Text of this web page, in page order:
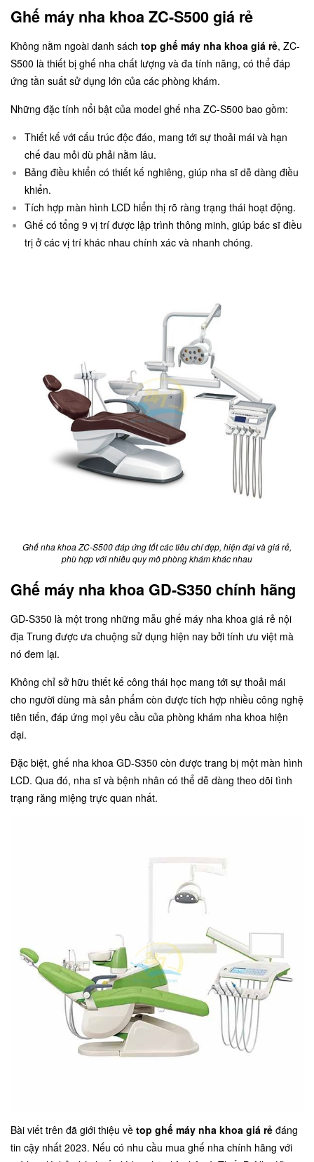
Ghế máy nha khoa ZC-S500 giá rẻ
Không nằm ngoài danh sách top ghế máy nha khoa giá rẻ, ZC-
S500 là thiết bị ghế nha chất lượng và đa tính năng, có thể đáp
ứng tần suất sử dụng lớn của các phòng khám.
Những đặc tính nổi bật của model ghế nha ZC-S500 bao gồm:
Thiết kế với cấu trúc độc đáo, mang tới sự thoải mái và hạn
chế đau mỏi dù phải nằm lâu.
Bảng điều khiển có thiết kế nghiêng, giúp nha sĩ dễ dàng điều
khiển.
Tích hợp màn hình LCD hiển thị rõ ràng trạng thái hoạt động.
Ghế có tổng 9 vị trí được lập trình thông minh, giúp bác sĩ điều
trị ở các vị trí khác nhau chính xác và nhanh chóng.
Ghế nha khoa ZC-S500 đáp ứng tốt các tiêu chí đẹp, hiện đại và giá rẻ,
phù hợp với nhiều quy mô phòng khám khác nhau
Ghế máy nha khoa GD-S350 chính hãng
GD-S350 là một trong những mẫu ghế máy nha khoa giá rẻ nội
địa Trung được ưa chuộng sử dụng hiện nay bởi tính ưu việt mà
nó đem lại.
Không chỉ sở hữu thiết kế công thái học mang tới sự thoải mái
cho người dùng mà sản phẩm còn được tích hợp nhiều công nghệ
tiên tiến, đáp ứng mọi yêu cầu của phòng khám nha khoa hiện
đại.
Đặc biệt, ghế nha khoa GD-S350 còn được trang bị một màn hình
LCD. Qua đó, nha sĩ và bệnh nhân có thể dễ dàng theo dõi tình
trạng răng miệng trực quan nhất.
Bài viết trên đã giới thiệu về top ghế máy nha khoa giá rẻ đáng
tin cậy nhất 2023. Nếu có nhu cầu mua ghế nha chính hãng với